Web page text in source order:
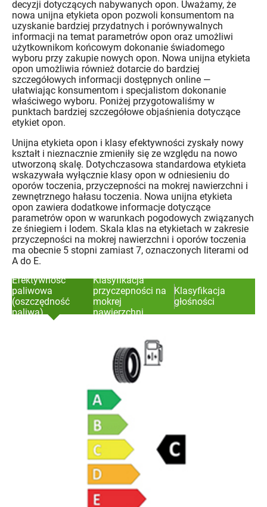
decyzji dotyczących nabywanych opon. Uważamy, że
nowa unijna etykieta opon pozwoli konsumentom na
uzyskanie bardziej przydatnych i porównywalnych
informacji na temat parametrów opon oraz umożliwi
użytkownikom końcowym dokonanie świadomego
wyboru przy zakupie nowych opon. Nowa unijna etykieta
opon umożliwia również dotarcie do bardziej
szczegółowych informacji dostępnych online —
ułatwiając konsumentom i specjalistom dokonanie
właściwego wyboru. Poniżej przygotowaliśmy w
punktach bardziej szczegółowe objaśnienia dotyczące
etykiet opon.
Unijna etykieta opon i klasy efektywności zyskały nowy
kształt i nieznacznie zmieniły się ze względu na nowo
utworzoną skalę. Dotychczasowa standardowa etykieta
wskazywała wyłącznie klasy opon w odniesieniu do
oporów toczenia, przyczepności na mokrej nawierzchni i
zewnętrznego hałasu toczenia. Nowa unijna etykieta
opon zawiera dodatkowe informacje dotyczące
parametrów opon w warunkach pogodowych związanych
ze śniegiem i lodem. Skala klas na etykietach w zakresie
przyczepności na mokrej nawierzchni i oporów toczenia
ma obecnie 5 stopni zamiast 7, oznaczonych literami od
A do E.
Efektywność
paliwowa
(oszczędność
paliwa)
Klasyfikacja
przyczepności na
mokrej
nawierzchni
Klasyfikacja
głośności